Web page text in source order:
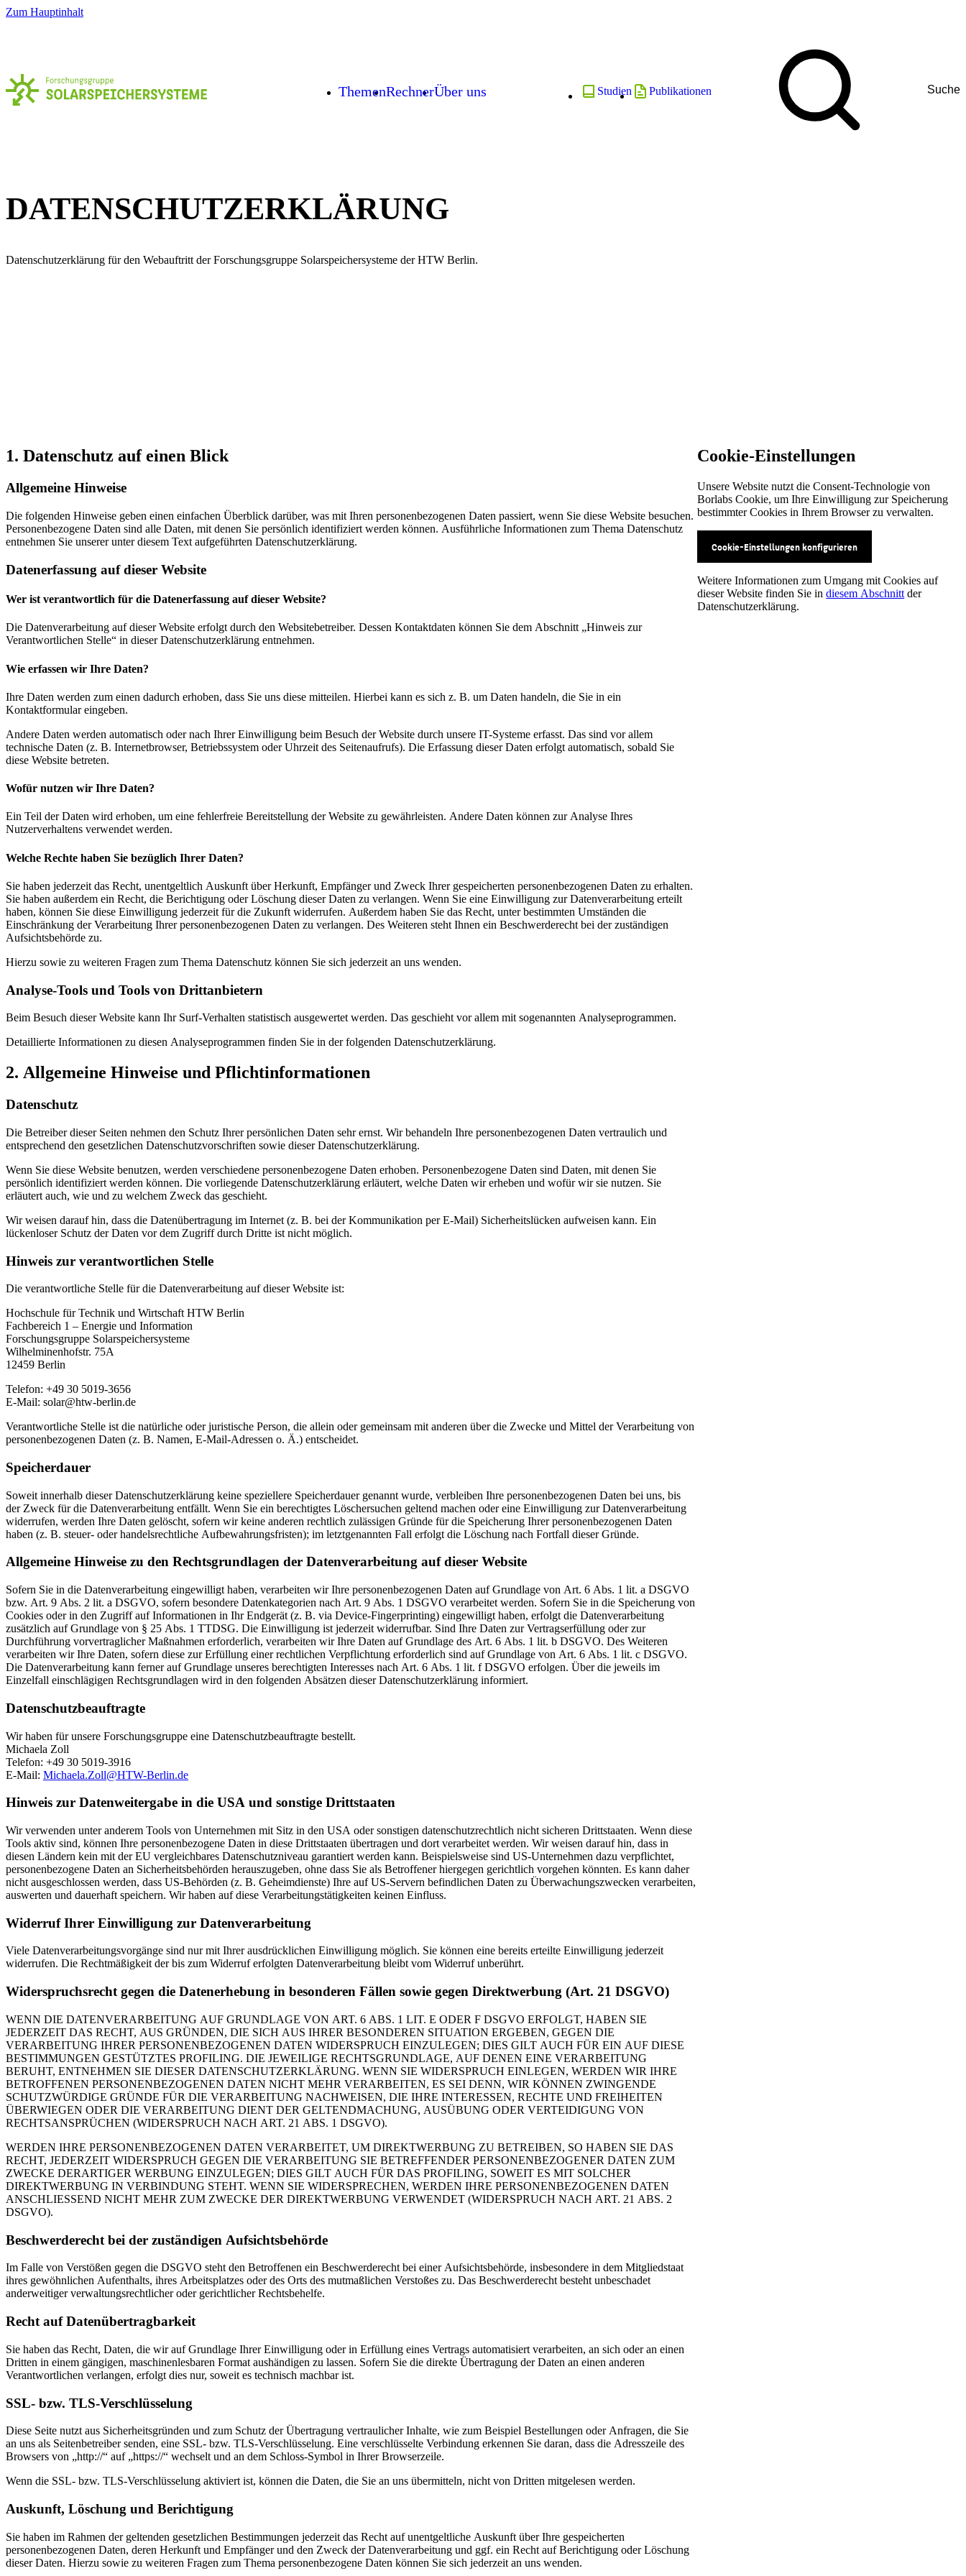
Zum Hauptinhalt
Suche
ThemenRechnerÜber uns Studien Publikationen
DATENSCHUTZ­ERKLÄRUNG
Datenschutzerklärung für den Webauftritt der Forschungsgruppe Solarspeichersysteme der HTW Berlin.
1. Datenschutz auf einen Blick
Allgemeine Hinweise
Die folgenden Hinweise geben einen einfachen Überblick darüber, was mit Ihren personenbezogenen Daten passiert, wenn Sie diese Website besuchen.
Personenbezogene Daten sind alle Daten, mit denen Sie persönlich identifiziert werden können. Ausführliche Informationen zum Thema Datenschutz
entnehmen Sie unserer unter diesem Text aufgeführten Datenschutzerklärung.
Datenerfassung auf dieser Website
Wer ist verantwortlich für die Datenerfassung auf dieser Website?
Die Datenverarbeitung auf dieser Website erfolgt durch den Websitebetreiber. Dessen Kontaktdaten können Sie dem Abschnitt „Hinweis zur
Verantwortlichen Stelle“ in dieser Datenschutzerklärung entnehmen.
Wie erfassen wir Ihre Daten?
Ihre Daten werden zum einen dadurch erhoben, dass Sie uns diese mitteilen. Hierbei kann es sich z. B. um Daten handeln, die Sie in ein
Kontaktformular eingeben.
Andere Daten werden automatisch oder nach Ihrer Einwilligung beim Besuch der Website durch unsere IT-Systeme erfasst. Das sind vor allem
technische Daten (z. B. Internetbrowser, Betriebssystem oder Uhrzeit des Seitenaufrufs). Die Erfassung dieser Daten erfolgt automatisch, sobald Sie
diese Website betreten.
Wofür nutzen wir Ihre Daten?
Ein Teil der Daten wird erhoben, um eine fehlerfreie Bereitstellung der Website zu gewährleisten. Andere Daten können zur Analyse Ihres
Nutzerverhaltens verwendet werden.
Welche Rechte haben Sie bezüglich Ihrer Daten?
Sie haben jederzeit das Recht, unentgeltlich Auskunft über Herkunft, Empfänger und Zweck Ihrer gespeicherten personenbezogenen Daten zu erhalten.
Sie haben außerdem ein Recht, die Berichtigung oder Löschung dieser Daten zu verlangen. Wenn Sie eine Einwilligung zur Datenverarbeitung erteilt
haben, können Sie diese Einwilligung jederzeit für die Zukunft widerrufen. Außerdem haben Sie das Recht, unter bestimmten Umständen die
Einschränkung der Verarbeitung Ihrer personenbezogenen Daten zu verlangen. Des Weiteren steht Ihnen ein Beschwerderecht bei der zuständigen
Aufsichtsbehörde zu.
Hierzu sowie zu weiteren Fragen zum Thema Datenschutz können Sie sich jederzeit an uns wenden.
Analyse-Tools und Tools von Dritt­anbietern
Beim Besuch dieser Website kann Ihr Surf-Verhalten statistisch ausgewertet werden. Das geschieht vor allem mit sogenannten Analyseprogrammen.
Detaillierte Informationen zu diesen Analyseprogrammen finden Sie in der folgenden Datenschutzerklärung.
2. Allgemeine Hinweise und Pflicht­informationen
Datenschutz
Die Betreiber dieser Seiten nehmen den Schutz Ihrer persönlichen Daten sehr ernst. Wir behandeln Ihre personenbezogenen Daten vertraulich und
entsprechend den gesetzlichen Datenschutzvorschriften sowie dieser Datenschutzerklärung.
Wenn Sie diese Website benutzen, werden verschiedene personenbezogene Daten erhoben. Personenbezogene Daten sind Daten, mit denen Sie
persönlich identifiziert werden können. Die vorliegende Datenschutzerklärung erläutert, welche Daten wir erheben und wofür wir sie nutzen. Sie
erläutert auch, wie und zu welchem Zweck das geschieht.
Wir weisen darauf hin, dass die Datenübertragung im Internet (z. B. bei der Kommunikation per E-Mail) Sicherheitslücken aufweisen kann. Ein
lückenloser Schutz der Daten vor dem Zugriff durch Dritte ist nicht möglich.
Hinweis zur verantwortlichen Stelle
Die verantwortliche Stelle für die Datenverarbeitung auf dieser Website ist:
Hochschule für Technik und Wirtschaft HTW Berlin
Fachbereich 1 – Energie und Information
Forschungsgruppe Solarspeichersysteme
Wilhelminenhofstr. 75A
12459 Berlin
Telefon: +49 30 5019-3656
E-Mail: solar@htw-berlin.de
Verantwortliche Stelle ist die natürliche oder juristische Person, die allein oder gemeinsam mit anderen über die Zwecke und Mittel der Verarbeitung von
personenbezogenen Daten (z. B. Namen, E-Mail-Adressen o. Ä.) entscheidet.
Speicherdauer
Soweit innerhalb dieser Datenschutzerklärung keine speziellere Speicherdauer genannt wurde, verbleiben Ihre personenbezogenen Daten bei uns, bis
der Zweck für die Datenverarbeitung entfällt. Wenn Sie ein berechtigtes Löschersuchen geltend machen oder eine Einwilligung zur Datenverarbeitung
widerrufen, werden Ihre Daten gelöscht, sofern wir keine anderen rechtlich zulässigen Gründe für die Speicherung Ihrer personenbezogenen Daten
haben (z. B. steuer- oder handelsrechtliche Aufbewahrungsfristen); im letztgenannten Fall erfolgt die Löschung nach Fortfall dieser Gründe.
Allgemeine Hinweise zu den Rechtsgrundlagen der Datenverarbeitung auf dieser Website
Sofern Sie in die Datenverarbeitung eingewilligt haben, verarbeiten wir Ihre personenbezogenen Daten auf Grundlage von Art. 6 Abs. 1 lit. a DSGVO
bzw. Art. 9 Abs. 2 lit. a DSGVO, sofern besondere Datenkategorien nach Art. 9 Abs. 1 DSGVO verarbeitet werden. Sofern Sie in die Speicherung von
Cookies oder in den Zugriff auf Informationen in Ihr Endgerät (z. B. via Device-Fingerprinting) eingewilligt haben, erfolgt die Datenverarbeitung
zusätzlich auf Grundlage von § 25 Abs. 1 TTDSG. Die Einwilligung ist jederzeit widerrufbar. Sind Ihre Daten zur Vertragserfüllung oder zur
Durchführung vorvertraglicher Maßnahmen erforderlich, verarbeiten wir Ihre Daten auf Grundlage des Art. 6 Abs. 1 lit. b DSGVO. Des Weiteren
verarbeiten wir Ihre Daten, sofern diese zur Erfüllung einer rechtlichen Verpflichtung erforderlich sind auf Grundlage von Art. 6 Abs. 1 lit. c DSGVO.
Die Datenverarbeitung kann ferner auf Grundlage unseres berechtigten Interesses nach Art. 6 Abs. 1 lit. f DSGVO erfolgen. Über die jeweils im
Einzelfall einschlägigen Rechtsgrundlagen wird in den folgenden Absätzen dieser Datenschutzerklärung informiert.
Datenschutz­beauftragte
Wir haben für unsere Forschungsgruppe eine Datenschutzbeauftragte bestellt.
Michaela Zoll
Telefon: +49 30 5019-3916
E-Mail: Michaela.Zoll@HTW-Berlin.de
Hinweis zur Datenweitergabe in die USA und sonstige Drittstaaten
Wir verwenden unter anderem Tools von Unternehmen mit Sitz in den USA oder sonstigen datenschutzrechtlich nicht sicheren Drittstaaten. Wenn diese
Tools aktiv sind, können Ihre personenbezogene Daten in diese Drittstaaten übertragen und dort verarbeitet werden. Wir weisen darauf hin, dass in
diesen Ländern kein mit der EU vergleichbares Datenschutzniveau garantiert werden kann. Beispielsweise sind US-Unternehmen dazu verpflichtet,
personenbezogene Daten an Sicherheitsbehörden herauszugeben, ohne dass Sie als Betroffener hiergegen gerichtlich vorgehen könnten. Es kann daher
nicht ausgeschlossen werden, dass US-Behörden (z. B. Geheimdienste) Ihre auf US-Servern befindlichen Daten zu Überwachungszwecken verarbeiten,
auswerten und dauerhaft speichern. Wir haben auf diese Verarbeitungstätigkeiten keinen Einfluss.
Widerruf Ihrer Einwilligung zur Datenverarbeitung
Viele Datenverarbeitungsvorgänge sind nur mit Ihrer ausdrücklichen Einwilligung möglich. Sie können eine bereits erteilte Einwilligung jederzeit
widerrufen. Die Rechtmäßigkeit der bis zum Widerruf erfolgten Datenverarbeitung bleibt vom Widerruf unberührt.
Widerspruchsrecht gegen die Datenerhebung in besonderen Fällen sowie gegen Direktwerbung (Art. 21 DSGVO)
WENN DIE DATENVERARBEITUNG AUF GRUNDLAGE VON ART. 6 ABS. 1 LIT. E ODER F DSGVO ERFOLGT, HABEN SIE
JEDERZEIT DAS RECHT, AUS GRÜNDEN, DIE SICH AUS IHRER BESONDEREN SITUATION ERGEBEN, GEGEN DIE
VERARBEITUNG IHRER PERSONENBEZOGENEN DATEN WIDERSPRUCH EINZULEGEN; DIES GILT AUCH FÜR EIN AUF DIESE
BESTIMMUNGEN GESTÜTZTES PROFILING. DIE JEWEILIGE RECHTSGRUNDLAGE, AUF DENEN EINE VERARBEITUNG
BERUHT, ENTNEHMEN SIE DIESER DATENSCHUTZERKLÄRUNG. WENN SIE WIDERSPRUCH EINLEGEN, WERDEN WIR IHRE
BETROFFENEN PERSONENBEZOGENEN DATEN NICHT MEHR VERARBEITEN, ES SEI DENN, WIR KÖNNEN ZWINGENDE
SCHUTZWÜRDIGE GRÜNDE FÜR DIE VERARBEITUNG NACHWEISEN, DIE IHRE INTERESSEN, RECHTE UND FREIHEITEN
ÜBERWIEGEN ODER DIE VERARBEITUNG DIENT DER GELTENDMACHUNG, AUSÜBUNG ODER VERTEIDIGUNG VON
RECHTSANSPRÜCHEN (WIDERSPRUCH NACH ART. 21 ABS. 1 DSGVO).
WERDEN IHRE PERSONENBEZOGENEN DATEN VERARBEITET, UM DIREKTWERBUNG ZU BETREIBEN, SO HABEN SIE DAS
RECHT, JEDERZEIT WIDERSPRUCH GEGEN DIE VERARBEITUNG SIE BETREFFENDER PERSONENBEZOGENER DATEN ZUM
ZWECKE DERARTIGER WERBUNG EINZULEGEN; DIES GILT AUCH FÜR DAS PROFILING, SOWEIT ES MIT SOLCHER
DIREKTWERBUNG IN VERBINDUNG STEHT. WENN SIE WIDERSPRECHEN, WERDEN IHRE PERSONENBEZOGENEN DATEN
ANSCHLIESSEND NICHT MEHR ZUM ZWECKE DER DIREKTWERBUNG VERWENDET (WIDERSPRUCH NACH ART. 21 ABS. 2
DSGVO).
Beschwerde­recht bei der zuständigen Aufsichts­behörde
Im Falle von Verstößen gegen die DSGVO steht den Betroffenen ein Beschwerderecht bei einer Aufsichtsbehörde, insbesondere in dem Mitgliedstaat
ihres gewöhnlichen Aufenthalts, ihres Arbeitsplatzes oder des Orts des mutmaßlichen Verstoßes zu. Das Beschwerderecht besteht unbeschadet
anderweitiger verwaltungsrechtlicher oder gerichtlicher Rechtsbehelfe.
Recht auf Daten­übertrag­barkeit
Sie haben das Recht, Daten, die wir auf Grundlage Ihrer Einwilligung oder in Erfüllung eines Vertrags automatisiert verarbeiten, an sich oder an einen
Dritten in einem gängigen, maschinenlesbaren Format aushändigen zu lassen. Sofern Sie die direkte Übertragung der Daten an einen anderen
Verantwortlichen verlangen, erfolgt dies nur, soweit es technisch machbar ist.
SSL- bzw. TLS-Verschlüsselung
Diese Seite nutzt aus Sicherheitsgründen und zum Schutz der Übertragung vertraulicher Inhalte, wie zum Beispiel Bestellungen oder Anfragen, die Sie
an uns als Seitenbetreiber senden, eine SSL- bzw. TLS-Verschlüsselung. Eine verschlüsselte Verbindung erkennen Sie daran, dass die Adresszeile des
Browsers von „http://“ auf „https://“ wechselt und an dem Schloss-Symbol in Ihrer Browserzeile.
Wenn die SSL- bzw. TLS-Verschlüsselung aktiviert ist, können die Daten, die Sie an uns übermitteln, nicht von Dritten mitgelesen werden.
Auskunft, Löschung und Berichtigung
Sie haben im Rahmen der geltenden gesetzlichen Bestimmungen jederzeit das Recht auf unentgeltliche Auskunft über Ihre gespeicherten
personenbezogenen Daten, deren Herkunft und Empfänger und den Zweck der Datenverarbeitung und ggf. ein Recht auf Berichtigung oder Löschung
dieser Daten. Hierzu sowie zu weiteren Fragen zum Thema personenbezogene Daten können Sie sich jederzeit an uns wenden.
Cookie-Einstellungen
Unsere Website nutzt die Consent-Technologie von
Borlabs Cookie, um Ihre Einwilligung zur Speicherung
bestimmter Cookies in Ihrem Browser zu verwalten.
Cookie-Einstellungen konfigurieren
Weitere Informationen zum Umgang mit Cookies auf
dieser Website finden Sie indiesem Abschnitt der
Datenschutzerklärung.